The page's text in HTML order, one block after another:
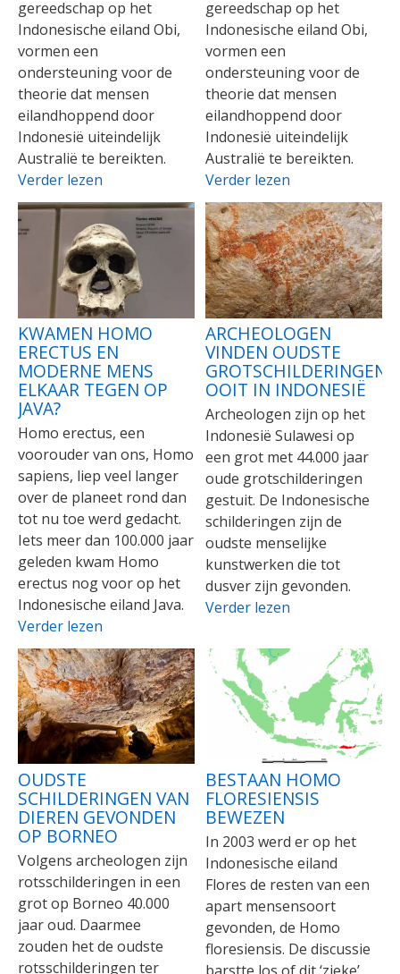
gereedschap op het
Indonesische eiland Obi,
vormen een
ondersteuning voor de
theorie dat mensen
eilandhoppend door
Indonesië uiteindelijk
Australië te bereikten.
Verder lezen
gereedschap op het
Indonesische eiland Obi,
vormen een
ondersteuning voor de
theorie dat mensen
eilandhoppend door
Indonesië uiteindelijk
Australië te bereikten.
Verder lezen
KWAMEN HOMO
ERECTUS EN
MODERNE MENS
ELKAAR TEGEN OP
JAVA?
Homo erectus, een
voorouder van ons, Homo
sapiens, liep veel langer
over de planeet rond dan
tot nu toe werd gedacht.
Iets meer dan 100.000 jaar
geleden kwam Homo
erectus nog voor op het
Indonesische eiland Java.
Verder lezen
ARCHEOLOGEN
VINDEN OUDSTE
GROTSCHILDERINGEN
OOIT IN INDONESIË
Archeologen zijn op het
Indonesië Sulawesi op
een grot met 44.000 jaar
oude grotschilderingen
gestuit. De Indonesische
schilderingen zijn de
oudste menselijke
kunstwerken die tot
dusver zijn gevonden.
Verder lezen
OUDSTE
SCHILDERINGEN VAN
DIEREN GEVONDEN
OP BORNEO
Volgens archeologen zijn
rotsschilderingen in een
grot op Borneo 40.000
jaar oud. Daarmee
zouden het de oudste
rotsschilderingen ter
BESTAAN HOMO
FLORESIENSIS
BEWEZEN
In 2003 werd er op het
Indonesische eiland
Flores de resten van een
apart mensensoort
gevonden, de Homo
floresiensis. De discussie